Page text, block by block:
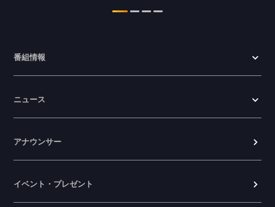
番組情報
ニュース
アナウンサー
イベント・プレゼント